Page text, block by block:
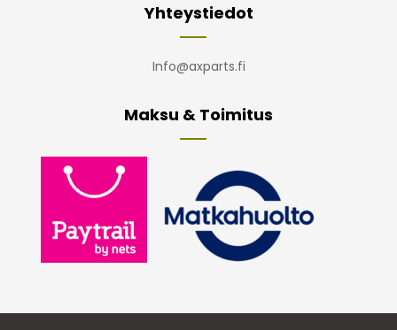
Yhteystiedot
Info@axparts.fi
Maksu & Toimitus